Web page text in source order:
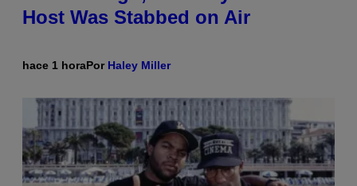
Host Was Stabbed on Air
hace 1 horaPor Haley Miller